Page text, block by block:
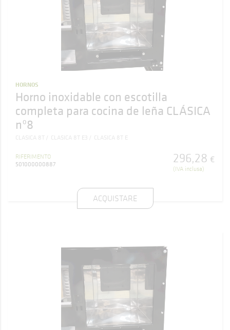
HORNOS
Horno inoxidable con escotilla
completa para cocina de leña CLÁSICA
nº8
CLASICA 8T CLASICA 8T E3 CLASICA 8T E
RIFERIMENTO
501000000887
296,28 €
(IVA inclusa)
ACQUISTARE